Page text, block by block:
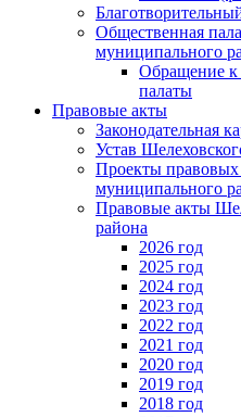
Общественная
муниципального
Обращение к
палаты
Правовые акты
Законодательная
Устав
Проекты правовых
муниципального
Правовые акты
района
2026 год
2025 год
2024 год
2023 год
2022 год
2021 год
2020 год
2019 год
2018 год